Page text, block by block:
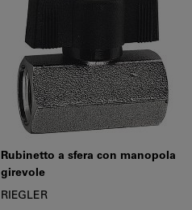
Rubinetto a sfera con manopola
girevole
RIEGLER